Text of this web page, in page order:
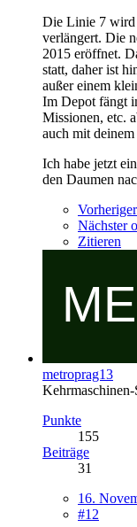
Die Linie 7 wird
verlängert. Die
2015 eröffnet.
statt, daher ist
außer einem
Im Depot fängt
Missionen, etc.
auch mit
Ich habe jetzt
den Daumen
Nächster
Zitieren
metroprag13
Kehrmaschinen-
Punkte
155
Beiträge
31
16.
#12